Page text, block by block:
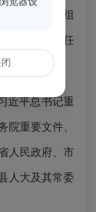
长、副县长组
会议的主要任
近平总书记重
院重要文件、
人民政府、市
人大及其常委